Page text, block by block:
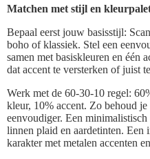
Matchen met stijl en
Bepaal eerst jouw basisstijl:
boho of klassiek. Stel een
samen met basiskleuren en één
dat accent te versterken of juist
Werk met de 60-30-10 regel:
kleur, 10% accent. Zo behoud
eenvoudiger. Een
linnen plaid en aardetinten. Een
karakter met metalen accenten